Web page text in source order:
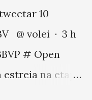
10
@ volei · 3 h
# Open
estreia na etapa